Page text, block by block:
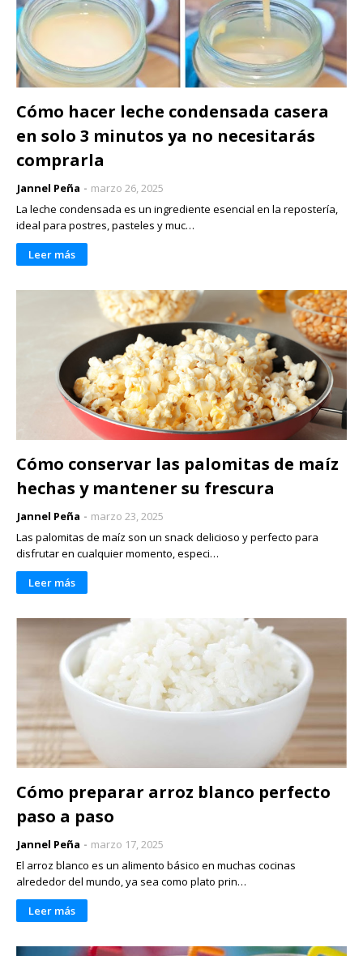
Cómo hacer leche condensada casera
en solo 3 minutos ya no necesitarás
comprarla
Jannel Peña
marzo 26, 2025
La leche condensada es un ingrediente esencial en la repostería,
ideal para postres, pasteles y muc…
Leer más
Cómo conservar las palomitas de maíz
hechas y mantener su frescura
Jannel Peña
marzo 23, 2025
Las palomitas de maíz son un snack delicioso y perfecto para
disfrutar en cualquier momento, especi…
Leer más
Cómo preparar arroz blanco perfecto
paso a paso
Jannel Peña
marzo 17, 2025
El arroz blanco es un alimento básico en muchas cocinas
alrededor del mundo, ya sea como plato prin…
Leer más